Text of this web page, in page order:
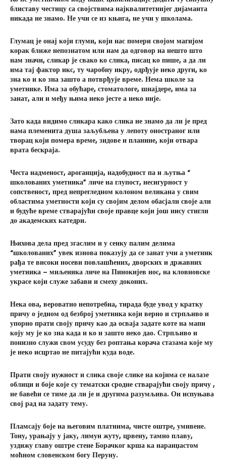
блиставу честицу са својствима најквалитетнијег дијаманта
никада не знамо. Не учи се из књига, не учи у школама.
Глумац је онај који глуми, који нас помери својом магијом
корак ближе непознатом или нам да одговор на нешто што
нам значи, сликар је свако ко слика, писац ко пише, а да ли
има тај фактор икс, ту чаробну икру, одрђује неко други, ко
зна ко и ко зна зашто а потврђује време. Нема школе за
уметнике. Има за обућаре, стоматологе, шнајдере, има за
занат, али и међу њима неко јесте а неко није.
Зато када видимо сликара како слика не знамо да ли је пред
нама племенита душа заљубљена у лепоту оностраног или
творац који помера време, зидове и планине, који отвара
врата бескраја.
Честа надменост, ароганција, надобудност па и љутња “
школованих уметника” личе на глупост, несигурност у
сопственост, пред непрегледном колоном великана у свим
областима уметности који су својим делом обасјали своје али
и будуће време стварајући своје правце који још нису стигли
до академских катедри.
Њихова дела пред згаслим и у сенку палим делима
“школованих” увек изнова показују да се занат учи а уметник
рађа те високи носеви повлашћених, дворских и државних
уметника – миљеника личе на Пинокијев нос, на кловновске
украсе који служе забави и смеху доконих.
Нека ова, вероватно непотребна, тирада буде увод у кратку
причу о једном од безброј уметника који верно и стрпљиво и
упорно прати своју причу као да осваја задате коте на мапи
коју му је ко зна када и ко и зашто неко дао. Стрпљиво и
понизно служи свом усуду без роптања корача стазама које му
је неко исцртао не питајући куда воде.
Прати своју нужност и слика своје слике на којима се налазе
облици и боје које су тематски сродне стварајући своју причу ,
не бавећи се тиме да ли је и другима разумљива. Он испуњава
свој рад на задату тему.
Пламсају боје на његовим платнима, чисте оштре, умивене.
Тону, урањају у јаку, лимун жуту, црвену, тамно плаву,
уздижу главу оштре стене Борачког крша ка наранџастом
моћном словенском богу Перуну.